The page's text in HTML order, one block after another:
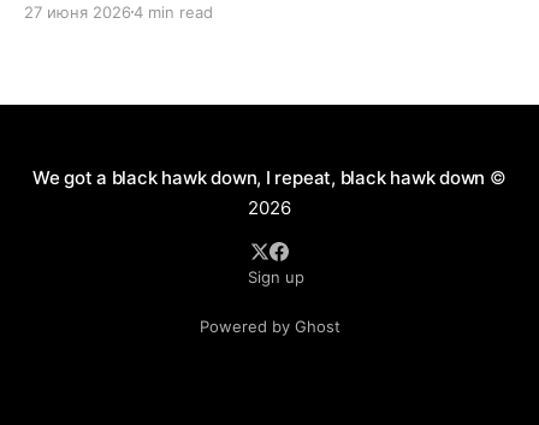
короткоствола и нужно ли это в России. Как
поводу разрешения пистолетов
27 июня 20264 min read
We got a black hawk down, I repeat, black hawk down ©
2026
Sign up
Powered by Ghost